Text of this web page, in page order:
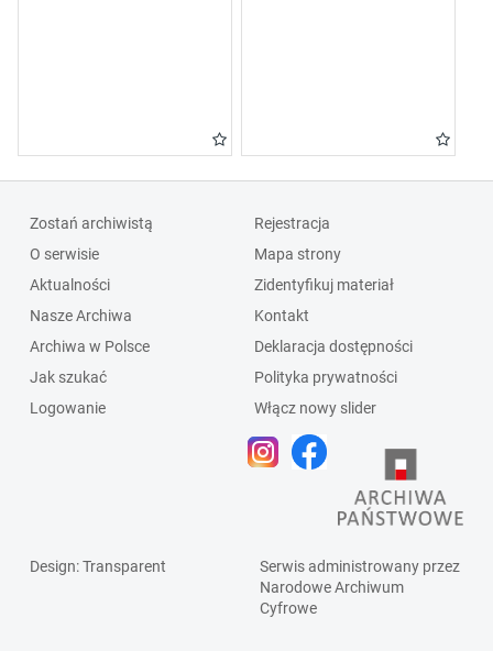
Zostań archiwistą
O serwisie
Aktualności
Nasze Archiwa
Archiwa w Polsce
Jak szukać
Logowanie
Rejestracja
Mapa strony
Zidentyfikuj materiał
Kontakt
Deklaracja dostępności
Polityka prywatności
Włącz nowy slider
Design: Transparent
Serwis administrowany przez
Narodowe Archiwum
Cyfrowe